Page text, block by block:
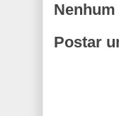
Postar